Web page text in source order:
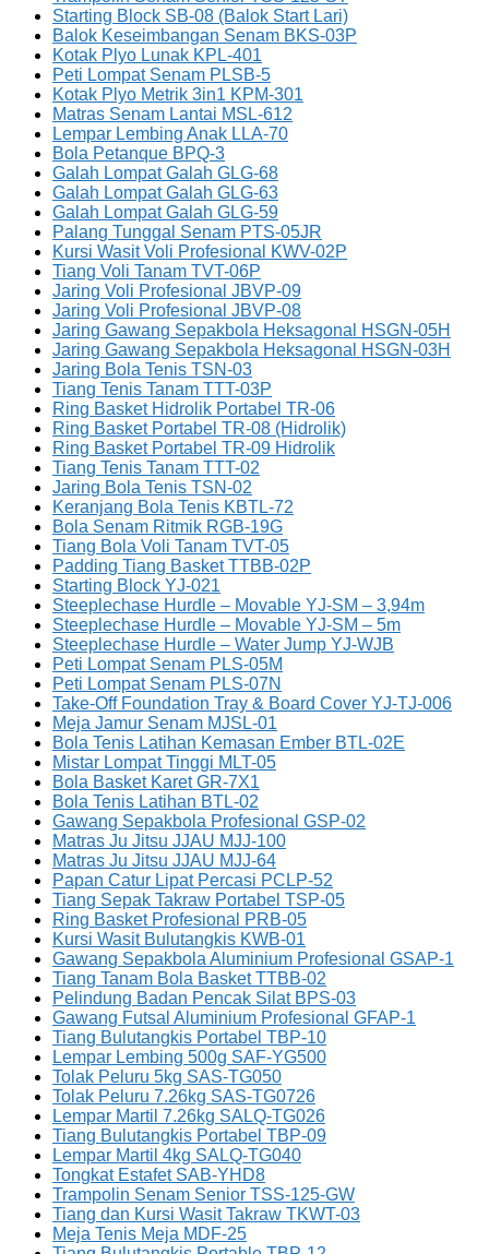
Starting Block SB-08 (Balok Start Lari)
Balok Keseimbangan Senam BKS-03P
Kotak Plyo Lunak KPL-401
Peti Lompat Senam PLSB-5
Kotak Plyo Metrik 3in1 KPM-301
Matras Senam Lantai MSL-612
Lempar Lembing Anak LLA-70
Bola Petanque BPQ-3
Galah Lompat Galah GLG-68
Galah Lompat Galah GLG-63
Galah Lompat Galah GLG-59
Palang Tunggal Senam PTS-05JR
Kursi Wasit Voli Profesional KWV-02P
Tiang Voli Tanam TVT-06P
Jaring Voli Profesional JBVP-09
Jaring Voli Profesional JBVP-08
Jaring Gawang Sepakbola Heksagonal HSGN-05H
Jaring Gawang Sepakbola Heksagonal HSGN-03H
Jaring Bola Tenis TSN-03
Tiang Tenis Tanam TTT-03P
Ring Basket Hidrolik Portabel TR-06
Ring Basket Portabel TR-08 (Hidrolik)
Ring Basket Portabel TR-09 Hidrolik
Tiang Tenis Tanam TTT-02
Jaring Bola Tenis TSN-02
Keranjang Bola Tenis KBTL-72
Bola Senam Ritmik RGB-19G
Tiang Bola Voli Tanam TVT-05
Padding Tiang Basket TTBB-02P
Starting Block YJ-021
Steeplechase Hurdle – Movable YJ-SM – 3,94m
Steeplechase Hurdle – Movable YJ-SM – 5m
Steeplechase Hurdle – Water Jump YJ-WJB
Peti Lompat Senam PLS-05M
Peti Lompat Senam PLS-07N
Take-Off Foundation Tray & Board Cover YJ-TJ-006
Meja Jamur Senam MJSL-01
Bola Tenis Latihan Kemasan Ember BTL-02E
Mistar Lompat Tinggi MLT-05
Bola Basket Karet GR-7X1
Bola Tenis Latihan BTL-02
Gawang Sepakbola Profesional GSP-02
Matras Ju Jitsu JJAU MJJ-100
Matras Ju Jitsu JJAU MJJ-64
Papan Catur Lipat Percasi PCLP-52
Tiang Sepak Takraw Portabel TSP-05
Ring Basket Profesional PRB-05
Kursi Wasit Bulutangkis KWB-01
Gawang Sepakbola Aluminium Profesional GSAP-1
Tiang Tanam Bola Basket TTBB-02
Pelindung Badan Pencak Silat BPS-03
Gawang Futsal Aluminium Profesional GFAP-1
Tiang Bulutangkis Portabel TBP-10
Lempar Lembing 500g SAF-YG500
Tolak Peluru 5kg SAS-TG050
Tolak Peluru 7.26kg SAS-TG0726
Lempar Martil 7.26kg SALQ-TG026
Tiang Bulutangkis Portabel TBP-09
Lempar Martil 4kg SALQ-TG040
Tongkat Estafet SAB-YHD8
Trampolin Senam Senior TSS-125-GW
Tiang dan Kursi Wasit Takraw TKWT-03
Meja Tenis Meja MDF-25